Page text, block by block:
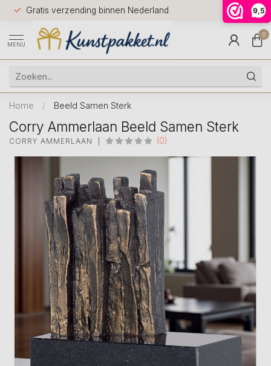
9,5
Gratis verzending binnen Nederland
Voor
huis
9.5
MENU
0
Home / Beeld Samen Sterk
Corry Ammerlaan Beeld Samen Sterk
CORRY AMMERLAAN (0)